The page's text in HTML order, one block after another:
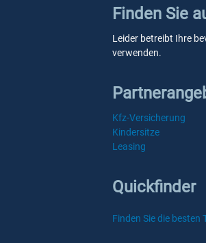
Finden Sie
Leider betreibt Ihre
verwenden.
Kfz-Versicherung
Kindersitze
Leasing
Quickfinder
Finden Sie die besten